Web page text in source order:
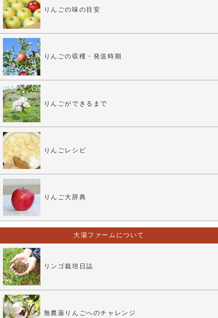
りんごの味の目安
りんごの収穫・発送時期
りんごができるまで
りんごレシピ
りんご大辞典
大湯ファームについて
リンゴ栽培日誌
無農薬りんごへのチャレンジ